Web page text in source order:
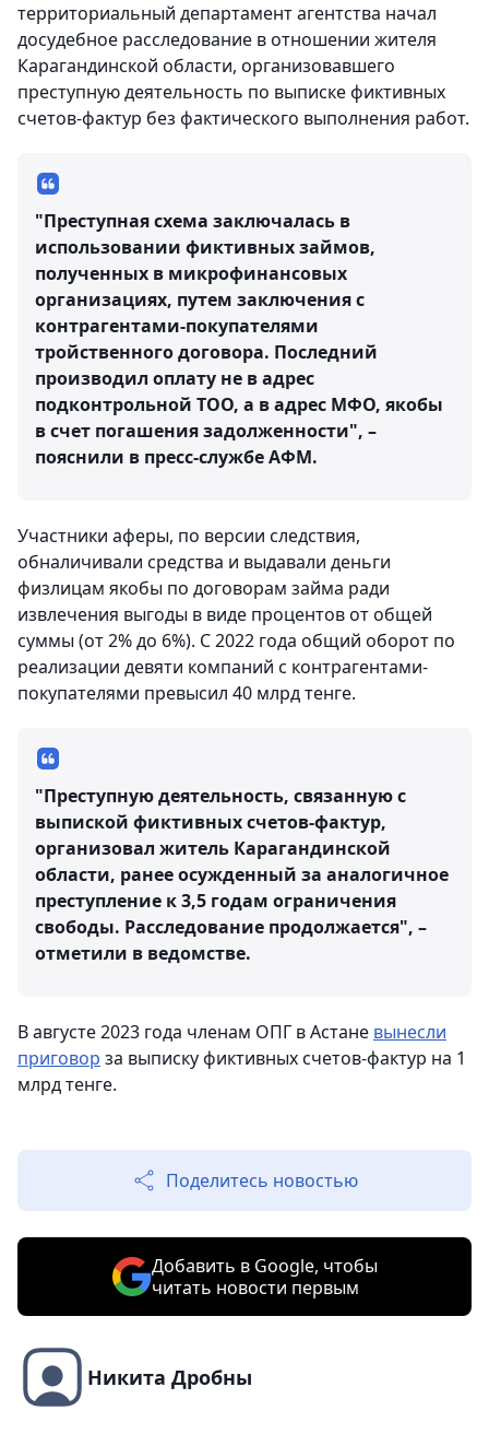
территориальный департамент агентства начал
досудебное расследование в отношении жителя
Карагандинской области, организовавшего
преступную деятельность по выписке фиктивных
счетов-фактур без фактического выполнения работ.
"Преступная схема заключалась в
использовании фиктивных займов,
полученных в микрофинансовых
организациях, путем заключения с
контрагентами-покупателями
тройственного договора. Последний
производил оплату не в адрес
подконтрольной ТОО, а в адрес МФО, якобы
в счет погашения задолженности", –
пояснили в пресс-службе АФМ.
Участники аферы, по версии следствия,
обналичивали средства и выдавали деньги
физлицам якобы по договорам займа ради
извлечения выгоды в виде процентов от общей
суммы (от 2% до 6%). С 2022 года общий оборот по
реализации девяти компаний с контрагентами-
покупателями превысил 40 млрд тенге.
"Преступную деятельность, связанную с
выпиской фиктивных счетов-фактур,
организовал житель Карагандинской
области, ранее осужденный за аналогичное
преступление к 3,5 годам ограничения
свободы. Расследование продолжается", –
отметили в ведомстве.
В августе 2023 года членам ОПГ в Астане вынесли
приговор за выписку фиктивных счетов-фактур на 1
млрд тенге.
Поделитесь новостью
Добавить в Google, чтобы
читать новости первым
Никита Дробны